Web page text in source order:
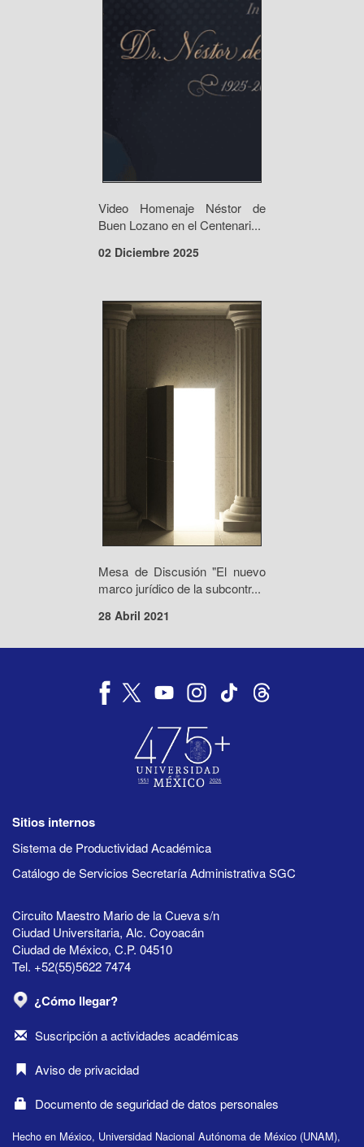
Video Homenaje Néstor de
Buen Lozano en el Centenari...
02 Diciembre 2025
Mesa de Discusión "El nuevo
marco jurídico de la subcontr...
28 Abril 2021
Sitios internos
Sistema de Productividad Académica
Catálogo de Servicios Secretaría Administrativa SGC
Circuito Maestro Mario de la Cueva s/n
Ciudad Universitaria, Alc. Coyoacán
Ciudad de México, C.P. 04510
Tel. +52(55)5622 7474
¿Cómo llegar?
Suscripción a actividades académicas
Aviso de privacidad
Documento de seguridad de datos personales
Hecho en México, Universidad Nacional Autónoma de México (UNAM),